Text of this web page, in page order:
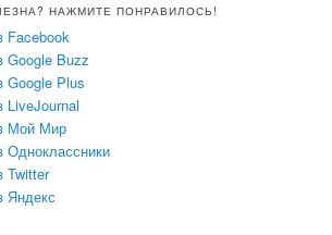
НАЖМИТЕ ПОНРАВИЛОСЬ!